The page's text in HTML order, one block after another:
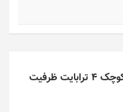
این کارت حافظه کوچک ۴ ترابایت ظرفیت